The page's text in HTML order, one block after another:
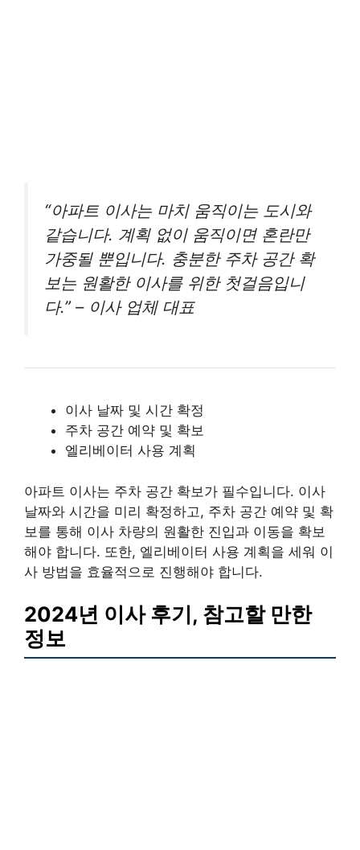
“아파트 이사는 마치 움직이는 도시와
같습니다. 계획 없이 움직이면 혼란만
가중될 뿐입니다. 충분한 주차 공간 확
보는 원활한 이사를 위한 첫걸음입니
다.” – 이사 업체 대표
이사 날짜 및 시간 확정
주차 공간 예약 및 확보
엘리베이터 사용 계획
아파트 이사는 주차 공간 확보가 필수입니다. 이사
날짜와 시간을 미리 확정하고, 주차 공간 예약 및 확
보를 통해 이사 차량의 원활한 진입과 이동을 확보
해야 합니다. 또한, 엘리베이터 사용 계획을 세워 이
사 방법을 효율적으로 진행해야 합니다.
2024년 이사 후기, 참고할 만한
정보